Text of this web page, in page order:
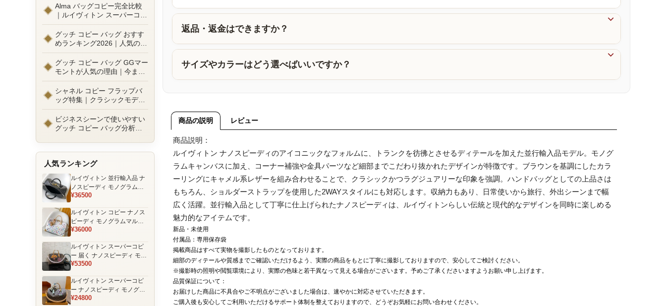
底ガイドとリアルコーデ例
Alma バッグコピー完全比較
｜ルイヴィトン スーパーコピ
ーで叶えるエレガントな日常
グッチ コピー バッグ おすす
めランキング2026｜人気の
GGマーモントから定番モデ
ルまで徹底比較！コピーバッ
グ通販の選び方
グッチ コピー バッグ GGマー
モントが人気の理由｜今また
選ばれる定番ラグジュアリー
バッグとは
シャネル コピー フラップバ
ッグ特集｜クラシックモデル
の魅力と永遠に愛される理由
ビジネスシーンで使いやすい
グッチ コピー バッグ分析｜
人気ランキング
ルイヴィトン 並行輸入品 ナ
ノスピーディ モノグラムエ
クリプス ブラック チェーン
¥36500
ルイヴィトン コピー ナノス
ピーディ モノグラムマルチ
カラー ホワイト ゴールド金
バッグ
¥36000
ルイヴィトン スーパーコピ
ー 届く ナノスピーディ モノ
グラム ポーチ付き ミニボス
品
¥53500
ルイヴィトン スーパーコピ
ー ナノスピーディ モノグラ
ム 編み込みストラップ ミニ
¥24800
返品・返金はできますか？

サイズやカラーはどう選べばいいですか？

商品の説明 レビュー
商品説明：
ルイヴィトン ナノスピーディのアイコニックなフォルムに、トランクを彷彿とさせるディテールを加えた並行輸入品モデル。モノグ
ラムキャンバスに加え、コーナー補強や金具パーツなど細部までこだわり抜かれたデザインが特徴です。ブラウンを基調にしたカラ
ーリングにキャメル系レザーを組み合わせることで、クラシックかつラグジュアリーな印象を強調。ハンドバッグとしての上品さは
もちろん、ショルダーストラップを使用した2WAYスタイルにも対応します。収納力もあり、日常使いから旅行、外出シーンまで幅
広く活躍。並行輸入品として丁寧に仕上げられたナノスピーディは、ルイヴィトンらしい伝統と現代的なデザインを同時に楽しめる
魅力的なアイテムです。
新品・未使用
付属品：専用保存袋
掲載商品はすべて実物を撮影したものとなっております。
細部のディテールや質感までご確認いただけるよう、実際の商品をもとに丁寧に撮影しておりますので、安心してご検討ください。
※撮影時の照明や閲覧環境により、実際の色味と若干異なって見える場合がございます。予めご了承くださいますようお願い申し上げます。
品質保証について：
お届けした商品に不具合やご不明点がございました場合は、速やかに対応させていただきます。
ご購入後も安心してご利用いただけるサポート体制を整えておりますので、どうぞお気軽にお問い合わせください。